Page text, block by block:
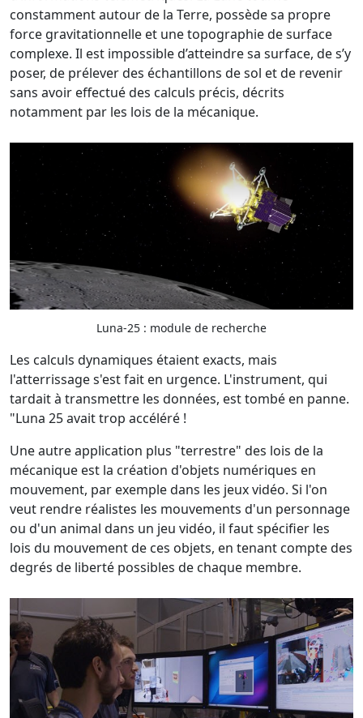
constamment autour de la Terre, possède sa propre
force gravitationnelle et une topographie de surface
complexe. Il est impossible d’atteindre sa surface, de s’y
poser, de prélever des échantillons de sol et de revenir
sans avoir effectué des calculs précis, décrits
notamment par les lois de la mécanique.
Luna-25 : module de recherche
Les calculs dynamiques étaient exacts, mais
l'atterrissage s'est fait en urgence. L'instrument, qui
tardait à transmettre les données, est tombé en panne.
"Luna 25 avait trop accéléré !
Une autre application plus "terrestre" des lois de la
mécanique est la création d'objets numériques en
mouvement, par exemple dans les jeux vidéo. Si l'on
veut rendre réalistes les mouvements d'un personnage
ou d'un animal dans un jeu vidéo, il faut spécifier les
lois du mouvement de ces objets, en tenant compte des
degrés de liberté possibles de chaque membre.